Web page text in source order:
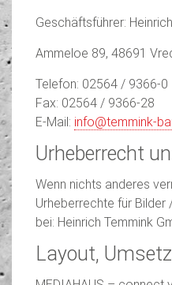
Geschäftsführer:
Ammeloe 89, 48691
Telefon: 02564 / 9366-0
Fax: 02564 / 9366-28
E-Mail: info@temmink-
Urheberrecht
Wenn nichts anderes
Urheberrechte für Bilder
bei: Heinrich Temmink
Layout,